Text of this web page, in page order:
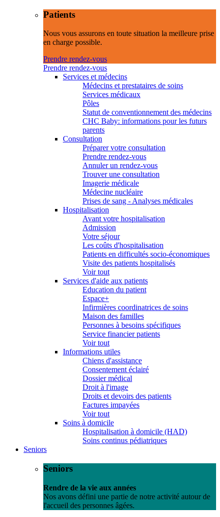
Patients
Nous vous assurons en toute situation la meilleure prise
en charge possible.
Prendre rendez-vous
Prendre rendez-vous
Services et médecins
Médecins et prestataires de soins
Services médicaux
Pôles
Statut de conventionnement des médecins
CHC Baby: informations pour les futurs
parents
Consultation
Préparer votre consultation
Prendre rendez-vous
Annuler un rendez-vous
Trouver une consultation
Imagerie médicale
Médecine nucléaire
Prises de sang - Analyses médicales
Hospitalisation
Avant votre hospitalisation
Admission
Votre séjour
Les coûts d'hospitalisation
Patients en difficultés socio-économiques
Visite des patients hospitalisés
Voir tout
Services d'aide aux patients
Education du patient
Espace+
Infirmières coordinatrices de soins
Maison des familles
Personnes à besoins spécifiques
Service financier patients
Voir tout
Informations utiles
Chiens d'assistance
Consentement éclairé
Dossier médical
Droit à l'image
Droits et devoirs des patients
Factures impayées
Voir tout
Soins à domicile
Hospitalisation à domicile (HAD)
Soins continus pédiatriques
Seniors
Seniors
Rendre de la vie aux années
Nos avons défini une partie de notre activité autour de
l'accueil des personnes âgées.